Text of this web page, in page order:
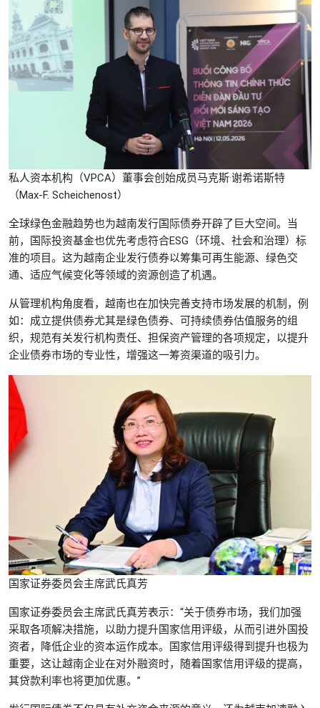
私人资本机构（VPCA）董事会创始成员马克斯·谢希诺斯特
（Max-F. Scheichenost）
全球绿色金融趋势也为越南发行国际债券开辟了巨大空间。当
前，国际投资基金也优先考虑符合ESG（环境、社会和治理）标
准的项目。这为越南企业发行债券以筹集可再生能源、绿色交
通、适应气候变化等领域的资源创造了机遇。
从管理机构角度看，越南也在加快完善支持市场发展的机制，例
如：成立提供债券尤其是绿色债券、可持续债券估值服务的组
织，规范有关发行机构责任、担保资产管理的各项规定，以提升
企业债券市场的专业性，增强这一筹资渠道的吸引力。
国家证券委员会主席武氏真芳
国家证券委员会主席武氏真芳表示：“关于债券市场，我们加强
采取各项解决措施，以助力提升国家信用评级，从而引进外国投
资者，降低企业的资本运作成本。国家信用评级得到提升也极为
重要，这让越南企业在对外融资时，随着国家信用评级的提高，
其贷款利率也将更加优惠。”